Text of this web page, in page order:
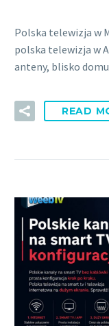
Polska telewizja w
polska telewizja w
anteny, blisko
READ